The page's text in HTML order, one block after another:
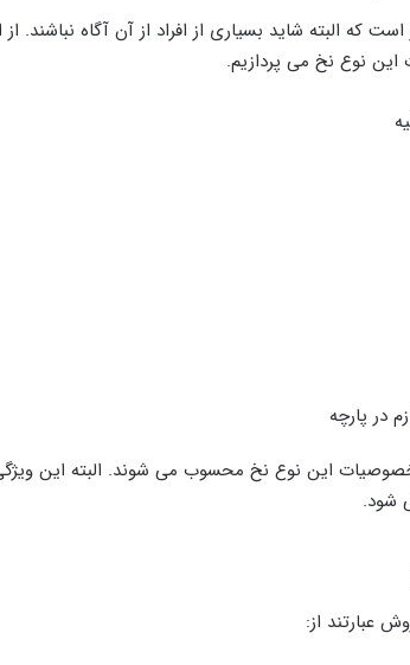
که البته شاید بسیاری از افراد از آن آگاه نباشند. از
نوع نخ می پردازیم.
در پارچه
این نوع نخ محسوب می شوند. البته این
شود.
عبارتند از: